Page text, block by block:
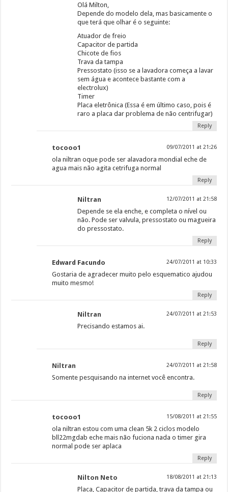
Olá Milton,
Depende do modelo dela, mas basicamente o
que terá que olhar é o seguinte:
Atuador de freio
Capacitor de partida
Chicote de fios
Trava da tampa
Pressostato (isso se a lavadora começa a lavar
sem água e acontece bastante com a
electrolux)
Timer
Placa eletrônica (Essa é em último caso, pois é
raro a placa dar problema de não centrifugar)
Reply
tocooo1 09/07/2011 at 21:26
ola niltran oque pode ser alavadora mondial eche de
agua mais não agita cetrifuga normal
Reply
Niltran 12/07/2011 at 21:58
Depende se ela enche, e completa o nível ou
não. Pode ser valvula, pressostato ou magueira
do pressostato.
Reply
Edward Facundo 24/07/2011 at 10:33
Gostaria de agradecer muito pelo esquematico ajudou
muito mesmo!
Reply
Niltran 24/07/2011 at 21:53
Precisando estamos ai.
Reply
Niltran 24/07/2011 at 21:58
Somente pesquisando na internet você encontra.
Reply
tocooo1 15/08/2011 at 21:55
ola niltran estou com uma clean 5k 2 ciclos modelo
bll22mgdab eche mais não fuciona nada o timer gira
normal pode ser aplaca
Reply
Nilton Neto 18/08/2011 at 21:13
Placa, Capacitor de partida, trava da tampa ou